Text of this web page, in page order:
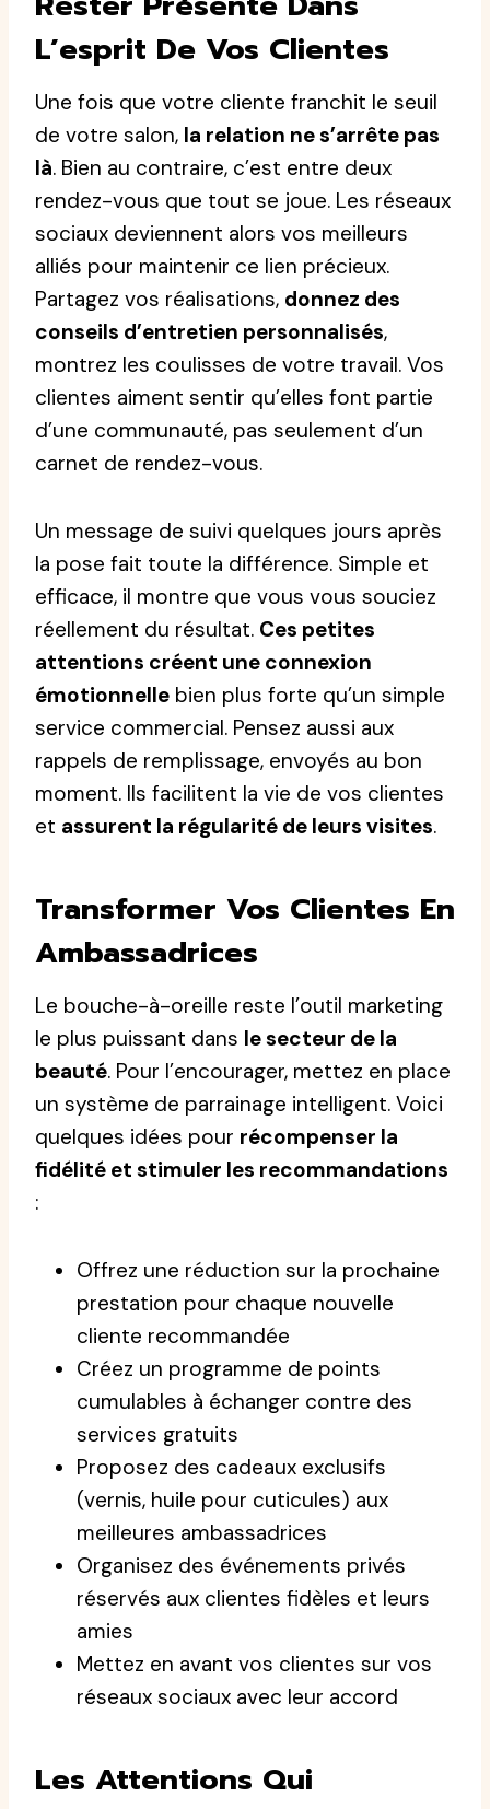
L’esprit De Vos Clientes
Une fois que votre cliente franchit le seuil
de votre salon, la relation ne s’arrête pas
là. Bien au contraire, c’est entre deux
rendez-vous que tout se joue. Les réseaux
sociaux deviennent alors vos meilleurs
alliés pour maintenir ce lien précieux.
Partagez vos réalisations, donnez des
conseils d’entretien personnalisés,
montrez les coulisses de votre travail. Vos
clientes aiment sentir qu’elles font partie
d’une communauté, pas seulement d’un
carnet de rendez-vous.
Un message de suivi quelques jours après
la pose fait toute la différence. Simple et
efficace, il montre que vous vous souciez
réellement du résultat. Ces petites
attentions créent une connexion
émotionnelle bien plus forte qu’un simple
service commercial. Pensez aussi aux
rappels de remplissage, envoyés au bon
moment. Ils facilitent la vie de vos clientes
et assurent la régularité de leurs visites.
Transformer Vos Clientes En
Ambassadrices
Le bouche-à-oreille reste l’outil marketing
le plus puissant dans le secteur de la
beauté. Pour l’encourager, mettez en place
un système de parrainage intelligent. Voici
quelques idées pour récompenser la
fidélité et stimuler les recommandations
:
Offrez une réduction sur la prochaine
prestation pour chaque nouvelle
cliente recommandée
Créez un programme de points
cumulables à échanger contre des
services gratuits
Proposez des cadeaux exclusifs
(vernis, huile pour cuticules) aux
meilleures ambassadrices
Organisez des événements privés
réservés aux clientes fidèles et leurs
amies
Mettez en avant vos clientes sur vos
réseaux sociaux avec leur accord
Les Attentions Qui